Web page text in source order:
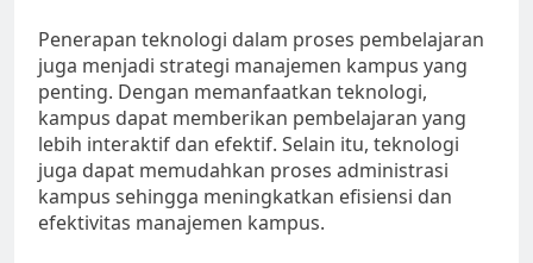
Penerapan teknologi dalam proses pembelajaran
juga menjadi strategi manajemen kampus yang
penting. Dengan memanfaatkan teknologi,
kampus dapat memberikan pembelajaran yang
lebih interaktif dan efektif. Selain itu, teknologi
juga dapat memudahkan proses administrasi
kampus sehingga meningkatkan efisiensi dan
efektivitas manajemen kampus.